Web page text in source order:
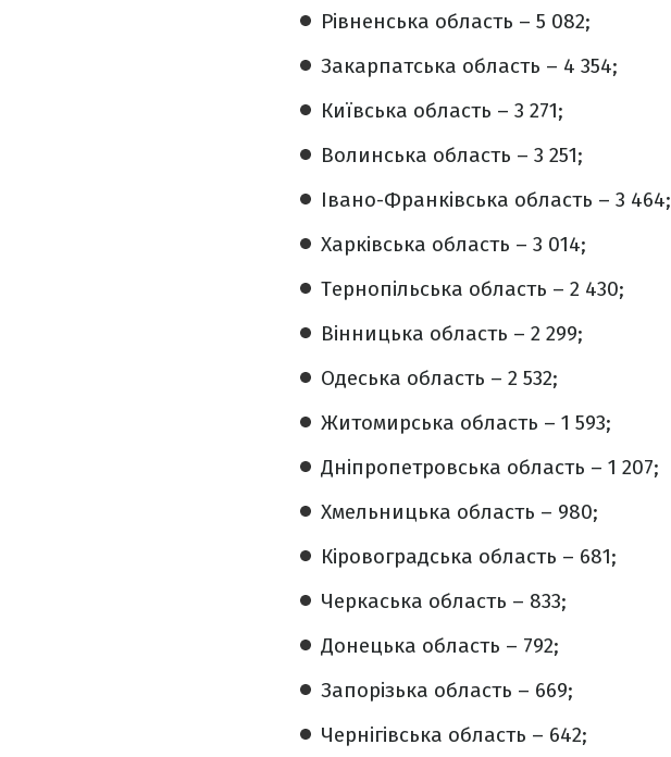
Рівненська область – 5 082;
Закарпатська область – 4 354;
Київська область – 3 271;
Волинська область – 3 251;
Івано-Франківська область – 3 464;
Харківська область – 3 014;
Тернопільська область – 2 430;
Вінницька область – 2 299;
Одеська область – 2 532;
Житомирська область – 1 593;
Дніпропетровська область – 1 207;
Хмельницька область – 980;
Кіровоградська область – 681;
Черкаська область – 833;
Донецька область – 792;
Запорізька область – 669;
Чернігівська область – 642;